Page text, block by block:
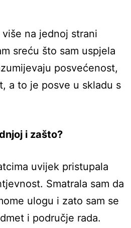
na jednoj strani
sreću što sam uspjela
posvećenost,
a to je posve u skladu s
i zašto?
uvijek pristupala
Smatrala sam da
ulogu i zato sam se
i područje rada.